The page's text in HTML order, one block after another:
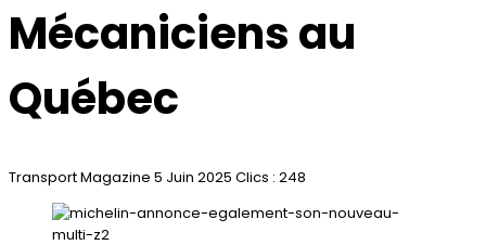
Mécaniciens au
Québec
Transport Magazine 5 Juin 2025 Clics : 248